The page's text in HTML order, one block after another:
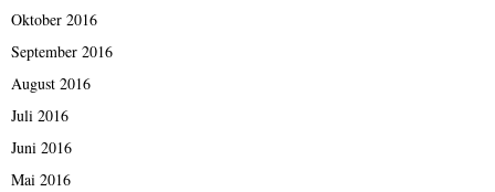
Oktober 2016
September 2016
August 2016
Juli 2016
Juni 2016
Mai 2016